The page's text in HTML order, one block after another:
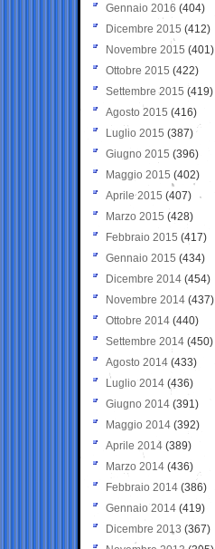
Gennaio 2016 (404)
Dicembre 2015 (412)
Novembre 2015 (401)
Ottobre 2015 (422)
Settembre 2015 (419)
Agosto 2015 (416)
Luglio 2015 (387)
Giugno 2015 (396)
Maggio 2015 (402)
Aprile 2015 (407)
Marzo 2015 (428)
Febbraio 2015 (417)
Gennaio 2015 (434)
Dicembre 2014 (454)
Novembre 2014 (437)
Ottobre 2014 (440)
Settembre 2014 (450)
Agosto 2014 (433)
Luglio 2014 (436)
Giugno 2014 (391)
Maggio 2014 (392)
Aprile 2014 (389)
Marzo 2014 (436)
Febbraio 2014 (386)
Gennaio 2014 (419)
Dicembre 2013 (367)